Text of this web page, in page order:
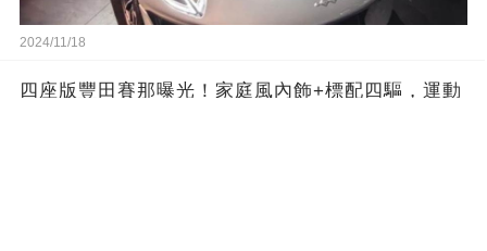
2024/11/18
四座版豐田賽那曝光！家庭風內飾+標配四驅，運動